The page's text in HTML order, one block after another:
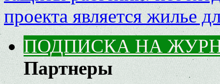
проекта является жилье
ПОДПИСКА НА
Партнеры